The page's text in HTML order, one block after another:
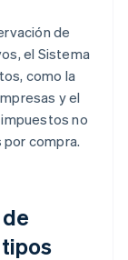
de
el Sistema
como la
y el
no
compra.